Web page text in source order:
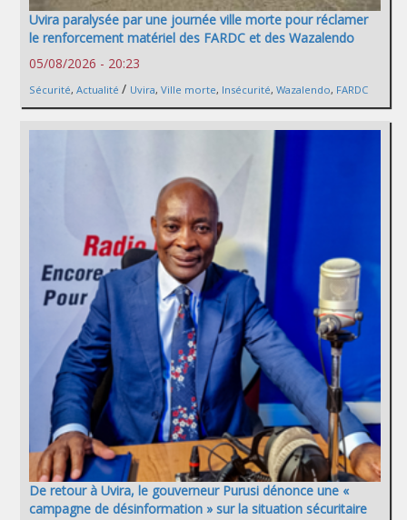
Uvira paralysée par une journée ville morte pour réclamer
le renforcement matériel des FARDC et des Wazalendo
05/08/2026 - 20:23
Sécurité, Actualité / Uvira, Ville morte, Insécurité, Wazalendo, FARDC
De retour à Uvira, le gouverneur Purusi dénonce une «
campagne de désinformation » sur la situation sécuritaire